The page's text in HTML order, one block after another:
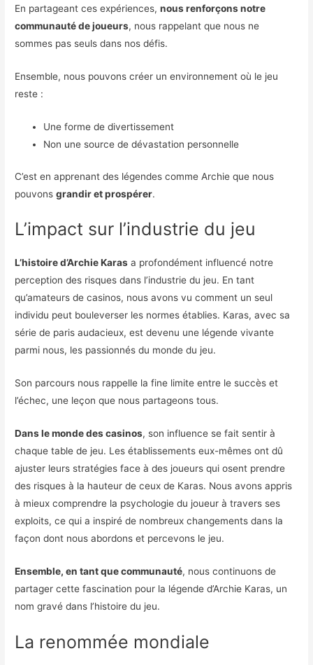
En partageant ces expériences,nous renforçons notre
communauté de joueurs, nous rappelant que nous ne
sommes pas seuls dans nos défis.
Ensemble, nous pouvons créer un environnement où le jeu
reste :
Une forme de divertissement
Non une source de dévastation personnelle
C’est en apprenant des légendes comme Archie que nous
pouvonsgrandir et prospérer.
L’impact sur l’industrie du jeu
L’histoire d’Archie Karas a profondément influencé notre
perception des risques dans l’industrie du jeu. En tant
qu’amateurs de casinos, nous avons vu comment un seul
individu peut bouleverser les normes établies. Karas, avec sa
série de paris audacieux, est devenu une légende vivante
parmi nous, les passionnés du monde du jeu.
Son parcours nous rappelle la fine limite entre le succès et
l’échec, une leçon que nous partageons tous.
Dans le monde des casinos, son influence se fait sentir à
chaque table de jeu. Les établissements eux-mêmes ont dû
ajuster leurs stratégies face à des joueurs qui osent prendre
des risques à la hauteur de ceux de Karas. Nous avons appris
à mieux comprendre la psychologie du joueur à travers ses
exploits, ce qui a inspiré de nombreux changements dans la
façon dont nous abordons et percevons le jeu.
Ensemble, en tant que communauté, nous continuons de
partager cette fascination pour la légende d’Archie Karas, un
nom gravé dans l’histoire du jeu.
La renommée mondiale